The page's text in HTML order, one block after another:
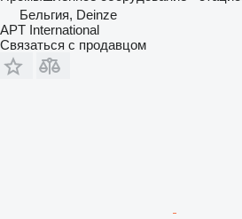
Бельгия, Deinze
APT International
Связаться с продавцом